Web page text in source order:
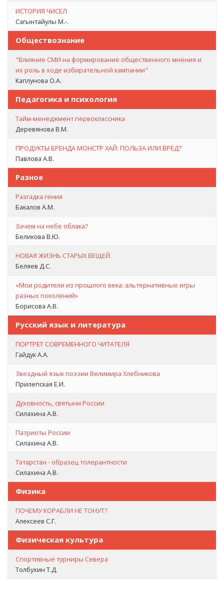
ИСТОРИЯ ЧИСЕЛ
Сагынтайулы М.-.
Обществознание
"Влияние СМИ на формирование общественного мнения и
их роль в ходе избирательной кампании"
Каплунова О.А.
Педагогика и психология
Тайм-менеджмент первоклассника
Деревянова В.М.
ПРОДУКТЫ БРЕНДА МОНСТР ХАЙ: ПОЛЬЗА ИЛИ ВРЕД?
Павлова А.В.
Разное
Разгадка гения
Бакалов А.М.
Зачем на небе облака?
Беликова В.Ю.
НОВАЯ ЖИЗНЬ СТАРЫХ ВЕЩЕЙ.
Беляев Д.С.
«Мои родители из прошлого века: альтернативные игры
разных поколений»
Борисова А.В.
Русский язык и литература
ПОРТРЕТ СОВРЕМЕННОГО ЧИТАТЕЛЯ
Гайдук А.А.
Звездный язык поэзии Велимира Хлебникова
Прилепская Е.И.
Духовность, святыни России
Силахина А.В.
Патриоты России
Силахина А.В.
Татарстан - образец толерантности
Силахина А.В.
Физика
ПОЧЕМУ КОРАБЛИ НЕ ТОНУТ?
Алексеев С.Г.
Физическая культура
Спортивные турниры Севера
Толбухин Т.Д.